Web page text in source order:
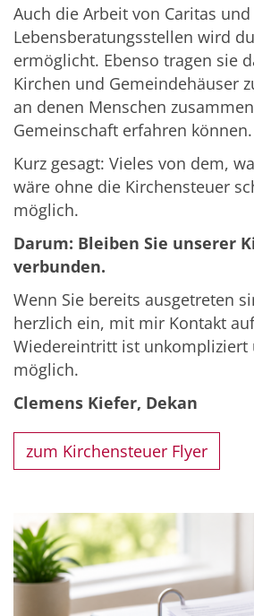
Auch die Arbeit von Caritas und
Lebensberatungsstellen wird
ermöglicht. Ebenso tragen sie
Kirchen und Gemeindehäuser
an denen Menschen
Gemeinschaft erfahren können.
Kurz gesagt: Vieles von dem,
wäre ohne die Kirchensteuer
möglich.
Darum: Bleiben Sie unserer
verbunden.
Wenn Sie bereits ausgetreten
herzlich ein, mit mir Kontakt
Wiedereintritt ist unkompliziert
möglich.
Clemens Kiefer, Dekan
zum Kirchensteuer Flyer